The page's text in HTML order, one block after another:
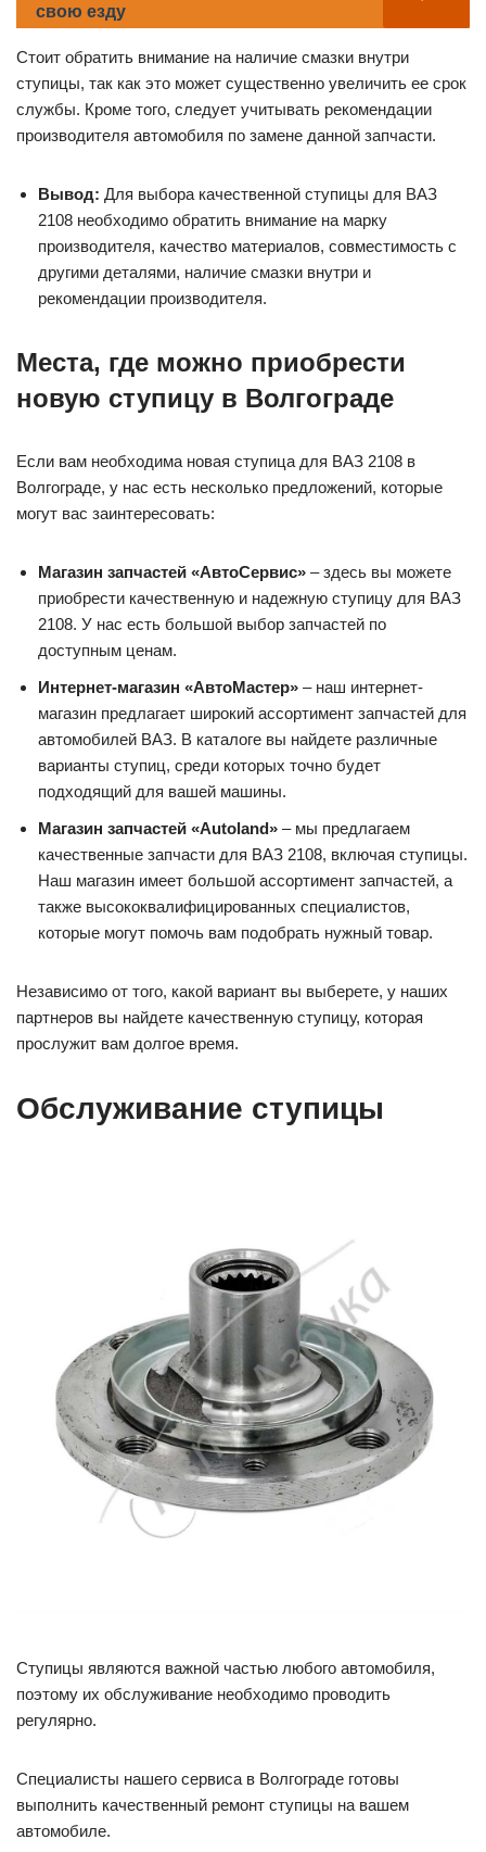
свою езду
Стоит обратить внимание на наличие смазки внутри
ступицы, так как это может существенно увеличить ее срок
службы. Кроме того, следует учитывать рекомендации
производителя автомобиля по замене данной запчасти.
Вывод: Для выбора качественной ступицы для ВАЗ
2108 необходимо обратить внимание на марку
производителя, качество материалов, совместимость с
другими деталями, наличие смазки внутри и
рекомендации производителя.
Места, где можно приобрести
новую ступицу в Волгограде
Если вам необходима новая ступица для ВАЗ 2108 в
Волгограде, у нас есть несколько предложений, которые
могут вас заинтересовать:
Магазин запчастей «АвтоСервис» – здесь вы можете
приобрести качественную и надежную ступицу для ВАЗ
2108. У нас есть большой выбор запчастей по
доступным ценам.
Интернет-магазин «АвтоМастер» – наш интернет-
магазин предлагает широкий ассортимент запчастей для
автомобилей ВАЗ. В каталоге вы найдете различные
варианты ступиц, среди которых точно будет
подходящий для вашей машины.
Магазин запчастей «Autoland» – мы предлагаем
качественные запчасти для ВАЗ 2108, включая ступицы.
Наш магазин имеет большой ассортимент запчастей, а
также высококвалифицированных специалистов,
которые могут помочь вам подобрать нужный товар.
Независимо от того, какой вариант вы выберете, у наших
партнеров вы найдете качественную ступицу, которая
прослужит вам долгое время.
Обслуживание ступицы
Ступицы являются важной частью любого автомобиля,
поэтому их обслуживание необходимо проводить
регулярно.
Специалисты нашего сервиса в Волгограде готовы
выполнить качественный ремонт ступицы на вашем
автомобиле.